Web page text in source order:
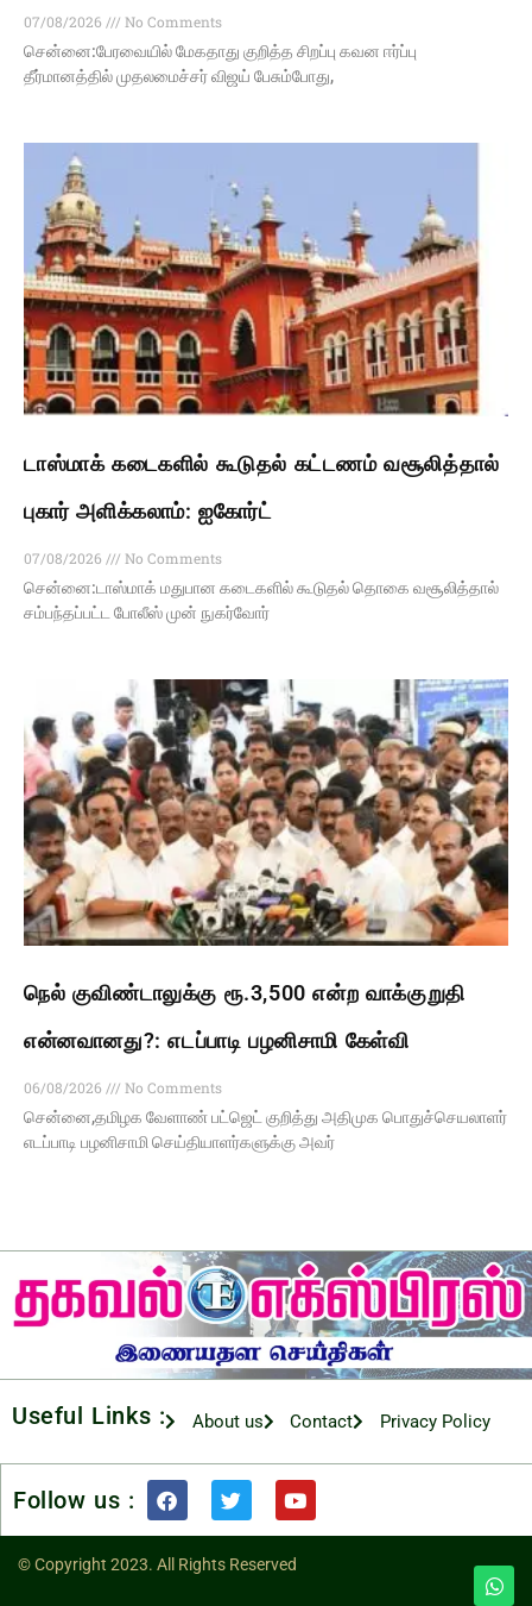
07/08/2026
No Comments
சென்னை:பேரவையில் மேகதாது குறித்த சிறப்பு கவன ஈர்ப்பு
தீர்மானத்தில் முதலமைச்சர் விஜய் பேசும்போது,
டாஸ்மாக் கடைகளில் கூடுதல் கட்டணம் வசூலித்தால்
புகார் அளிக்கலாம்: ஐகோர்ட்
07/08/2026
No Comments
சென்னை:டாஸ்மாக் மதுபான கடைகளில் கூடுதல் தொகை வசூலித்தால்
சம்பந்தப்பட்ட போலீஸ் முன் நுகர்வோர்
நெல் குவிண்டாலுக்கு ரூ.3,500 என்ற வாக்குறுதி
என்னவானது?: எடப்பாடி பழனிசாமி கேள்வி
06/08/2026
No Comments
சென்னை,தமிழக வேளாண் பட்ஜெட் குறித்து அதிமுக பொதுச்செயலாளர்
எடப்பாடி பழனிசாமி செய்தியாளர்களுக்கு அவர்
Useful Links : About us Contact Privacy Policy
Follow us :
© Copyright 2023. All Rights Reserved